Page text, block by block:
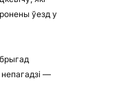
ўезд у
непагадзі —